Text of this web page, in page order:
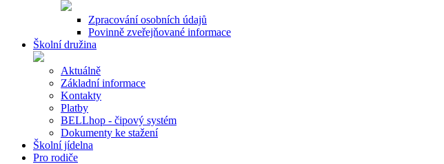
Zpracování osobních údajů
Povinně zveřejňované informace
Školní družina
Aktuálně
Základní informace
Kontakty
Platby
BELLhop - čipový systém
Dokumenty ke stažení
Školní jídelna
Pro rodiče